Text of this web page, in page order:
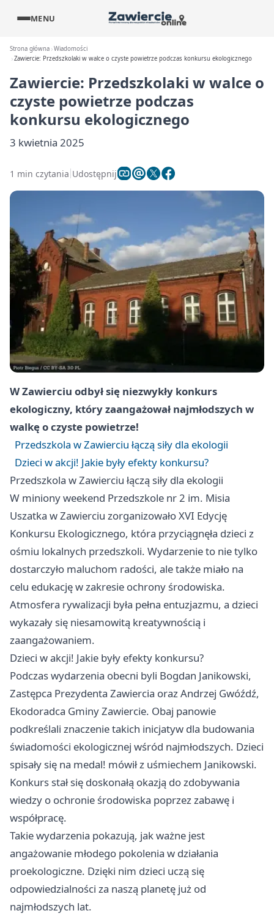
MENU
Strona główna Wiadomości
Zawiercie: Przedszkolaki w walce o czyste powietrze podczas konkursu ekologicznego
Zawiercie: Przedszkolaki w walce o
czyste powietrze podczas
konkursu ekologicznego
3 kwietnia 2025
1 min czytania Udostępnij
W Zawierciu odbył się niezwykły konkurs
ekologiczny, który zaangażował najmłodszych w
walkę o czyste powietrze!
Przedszkola w Zawierciu łączą siły dla ekologii
Dzieci w akcji! Jakie były efekty konkursu?
Przedszkola w Zawierciu łączą siły dla ekologii
W miniony weekend Przedszkole nr 2 im. Misia
Uszatka w Zawierciu zorganizowało XVI Edycję
Konkursu Ekologicznego, która przyciągnęła dzieci z
ośmiu lokalnych przedszkoli. Wydarzenie to nie tylko
dostarczyło maluchom radości, ale także miało na
celu edukację w zakresie ochrony środowiska.
Atmosfera rywalizacji była pełna entuzjazmu, a dzieci
wykazały się niesamowitą kreatywnością i
zaangażowaniem.
Dzieci w akcji! Jakie były efekty konkursu?
Podczas wydarzenia obecni byli Bogdan Janikowski,
Zastępca Prezydenta Zawiercia oraz Andrzej Gwóźdź,
Ekodoradca Gminy Zawiercie. Obaj panowie
podkreślali znaczenie takich inicjatyw dla budowania
świadomości ekologicznej wśród najmłodszych. Dzieci
spisały się na medal! mówił z uśmiechem Janikowski.
Konkurs stał się doskonałą okazją do zdobywania
wiedzy o ochronie środowiska poprzez zabawę i
współpracę.
Takie wydarzenia pokazują, jak ważne jest
angażowanie młodego pokolenia w działania
proekologiczne. Dzięki nim dzieci uczą się
odpowiedzialności za naszą planetę już od
najmłodszych lat.